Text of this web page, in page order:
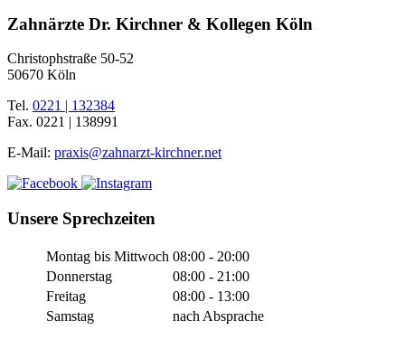
Zahnärzte Dr. Kirchner & Kollegen Köln
Christophstraße 50-52
50670 Köln
Tel. 0221 | 132384
Fax. 0221 | 138991
E-Mail: praxis@zahnarzt-kirchner.net
Unsere Sprechzeiten
Montag bis Mittwoch 08:00 - 20:00
Donnerstag
08:00 - 21:00
Freitag
08:00 - 13:00
Samstag
nach Absprache